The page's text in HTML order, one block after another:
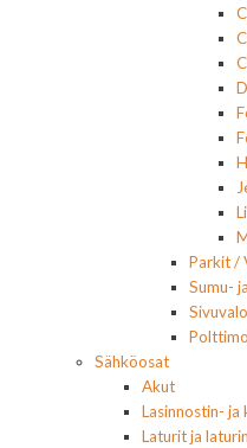
Parkit /
Sumu-
Sähköosat
Akut
Lasinnostin-
Laturit ja